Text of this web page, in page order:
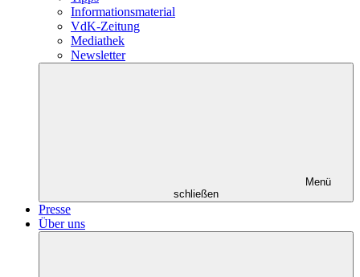
Informationsmaterial
VdK-Zeitung
Mediathek
Newsletter
Menü
schließen
Presse
Über uns